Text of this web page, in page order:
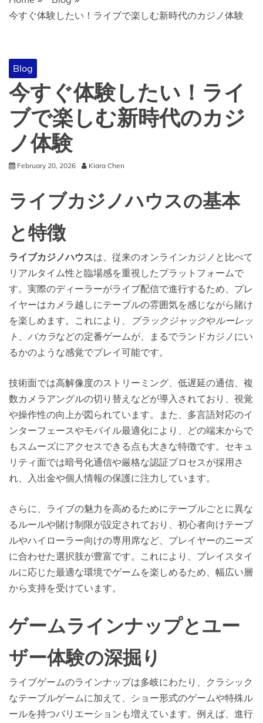
今すぐ体験したい！ライブで楽しむ新時代のカジノ体験
Blog
今すぐ体験したい！ライ
ブで楽しむ新時代のカジ
ノ体験
February 20, 2026 Kiara Chen
ライブカジノハウスの基本
と特徴
ライブカジノハウスは、従来のオンラインカジノと比べて
リアルタイム性と臨場感を重視したプラットフォームで
す。実際のディーラーがライブ配信で進行するため、プレ
イヤーはカメラ越しにテーブルの雰囲気を感じながら賭け
を楽しめます。これにより、
ブラックジャックやルーレッ
ト 、 バカラなどの定番ゲームが、まるでランドカジノにい
るかのような感覚でプレイ可能です。
技術面では高解像度のストリーミング、低遅延の通信、複
数カメラアングルの切り替えなどが導入されており、視覚
や操作性の向上が図られています。また、多言語対応のイ
ンターフェースやモバイル最適化により、どの端末からで
もスムーズにアクセスできる点も大きな特徴です。セキュ
リティ面では暗号化通信や厳格な認証プロセスが採用さ
れ、入出金や個人情報の保護に注力しています。
さらに、ライブの魅力を高めるためにテーブルごとに異な
るルールや賭け制限が設定されており、初心者向けテーブ
ルやハイローラー向けの専用席など、プレイヤーのニーズ
に合わせた選択肢が豊富です。これにより、プレイスタイ
ルに応じた最適な環境でゲームを楽しめるため、幅広い層
から支持を受けています。
ゲームラインナップとユー
ザー体験の深掘り
ライブゲームのラインナップは多岐にわたり、クラシック
なテーブルゲームに加えて、ショー形式のゲームや特殊ル
ールを持つバリエーションも増えています。例えば、進行